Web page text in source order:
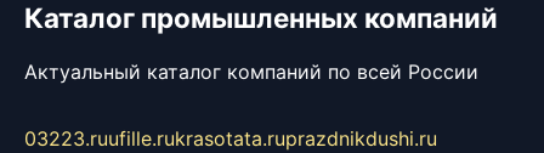
Каталог промышленных компаний
Актуальный каталог компаний по всей России
03223.ruufille.rukrasotata.ruprazdnikdushi.ru